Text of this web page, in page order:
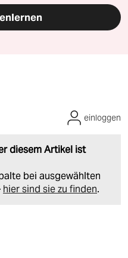
diesem Artikel ist
bei ausgewählten
hier sind sie zu finden.
einloggen